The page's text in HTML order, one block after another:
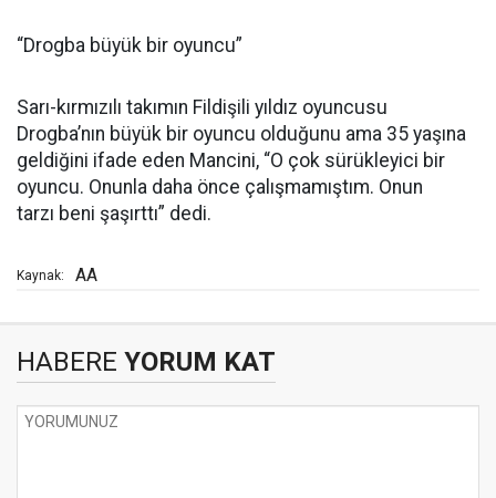
“Drogba büyük bir oyuncu”
Sarı-kırmızılı takımın Fildişili yıldız oyuncusu
Drogba’nın büyük bir oyuncu olduğunu ama 35 yaşına
geldiğini ifade eden Mancini, “O çok sürükleyici bir
oyuncu. Onunla daha önce çalışmamıştım. Onun
tarzı beni şaşırttı” dedi.
Kaynak: AA
HABERE YORUM KAT